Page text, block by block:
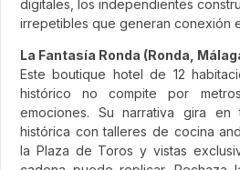
digitales, los independientes
irrepetibles que generan conexión
La Fantasía Ronda (Ronda,
Este boutique hotel de 12
histórico no compite por
emociones. Su narrativa gira en
histórica con talleres de cocina
la Plaza de Toros y vistas